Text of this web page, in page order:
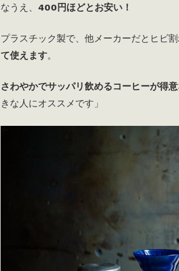
なうえ、 400円ほどとお安い！
プラスチック製で、他メーカーだとヒビ
て使えます。
さわやかでサッパリ飲めるコーヒーが得意
きな人にオススメです」